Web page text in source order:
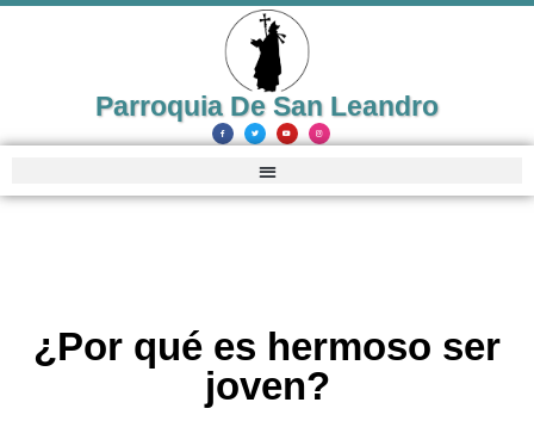
Parroquia De San Leandro
¿Por qué es hermoso ser
joven?